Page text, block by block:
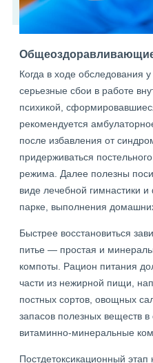
Когда в ходе обследования
серьезные сбои в работе
психикой,
рекомендуется
после избавления от
придерживаться
режима. Далее полезны
виде лечебной гимнастики и
парке, выполнения
Быстрее восстановиться
питье — простая и
компоты. Рацион питания
части из нежирной пищи,
постных сортов, овощных
запасов полезных веществ
витаминно-минеральные
Постдетоксикационный